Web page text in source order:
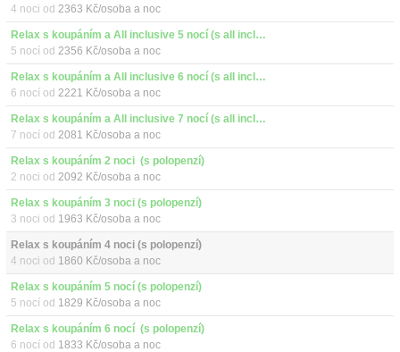
4 noci od 2363 Kč/osoba a noc
Relax s koupáním a All inclusive 5 nocí (s all inclusive)
5 nocí od 2356 Kč/osoba a noc
Relax s koupáním a All inclusive 6 nocí (s all inclusive)
6 nocí od 2221 Kč/osoba a noc
Relax s koupáním a All inclusive 7 nocí (s all inclusive)
7 nocí od 2081 Kč/osoba a noc
Relax s koupáním 2 noci  (s polopenzí)
2 noci od 2092 Kč/osoba a noc
Relax s koupáním 3 noci (s polopenzí)
3 noci od 1963 Kč/osoba a noc
Relax s koupáním 4 noci (s polopenzí)
4 noci od 1860 Kč/osoba a noc
Relax s koupáním 5 nocí (s polopenzí)
5 nocí od 1829 Kč/osoba a noc
Relax s koupáním 6 nocí  (s polopenzí)
6 nocí od 1833 Kč/osoba a noc